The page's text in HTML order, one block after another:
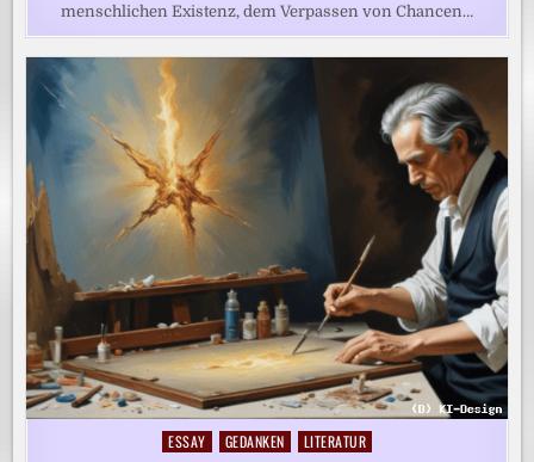
menschlichen Existenz, dem Verpassen von Chancen…
Posted
ESSAY GEDANKEN LITERATUR